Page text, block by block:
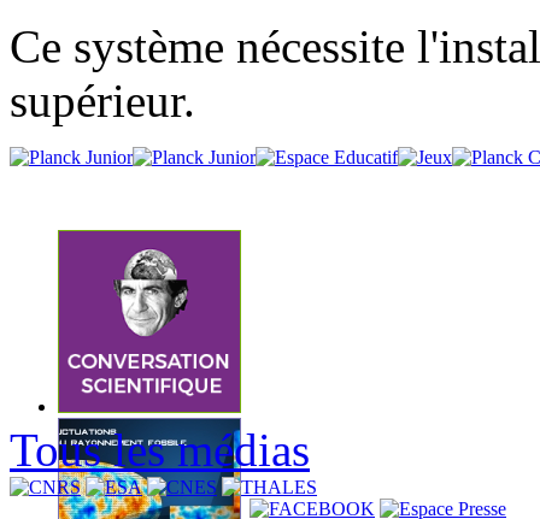
Ce système nécessite
supérieur.
Tous les médias